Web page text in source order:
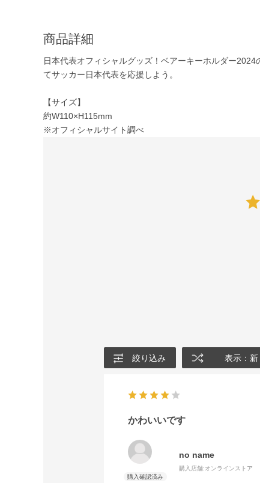
商品詳細
日本代表オフィシャルグッズ！ベアーキーホルダー
てサッカー日本代表を応援しよう。
【サイズ】
約W110×H115mm
※オフィシャルサイト調べ
絞り込み 表示：
かわいいです
no name
購入店舗:オンラインストア